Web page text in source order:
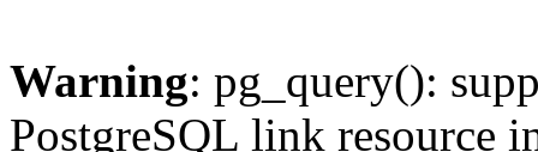
Warning: pg_query():
PostgreSQL link resource